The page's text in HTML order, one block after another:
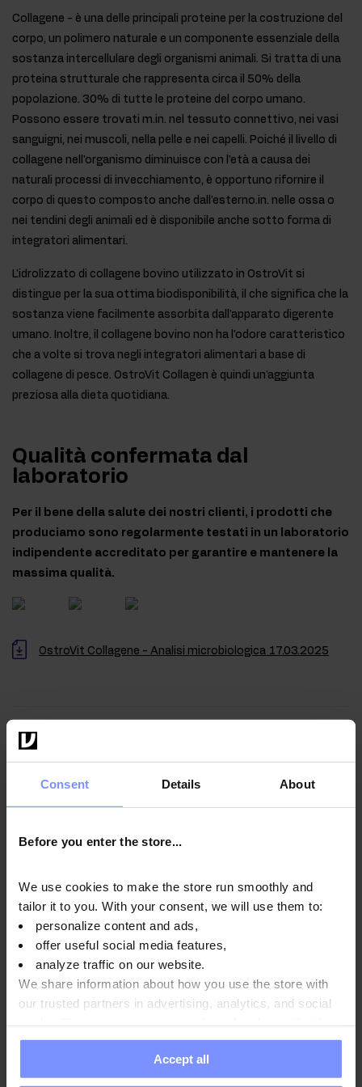
Consent Details About
Before you enter the store...
We use cookies to make the store run smoothly and
tailor it to you. With your consent, we will use them to:
personalize content and ads,
offer useful social media features,
analyze traffic on our website.
We share information about how you use the store with
our trusted partners in advertising, analytics, and social
information you have provided to them or that they have
collected when you use their services. Do you agree?
Accept all
Collagene - è una delle principali proteine per la costruzione del
corpo, un polimero naturale e un componente essenziale della
sostanza intercellulare degli organismi animali. Si tratta di una
proteina strutturale che rappresenta circa il 50% della
popolazione. 30% di tutte le proteine del corpo umano.
Possono essere trovati m.in. nel tessuto connettivo, nei vasi
sanguigni, nei muscoli, nella pelle e nei capelli. Poiché il livello di
collagene nell'organismo diminuisce con l'età a causa dei
naturali processi di invecchiamento, è opportuno rifornire il
corpo di questo composto anche dall'esterno.in. nelle ossa o
nei tendini degli animali ed è disponibile anche sotto forma di
integratori alimentari.
L'idrolizzato di collagene bovino utilizzato in OstroVit si
distingue per la sua ottima biodisponibilità, il che significa che la
sostanza viene facilmente assorbita dall'apparato digerente
umano. Inoltre, il collagene bovino non ha l'odore caratteristico
che a volte si trova negli integratori alimentari a base di
collagene di pesce. OstroVit Collagen è quindi un'aggiunta
preziosa alla dieta quotidiana.
Qualità confermata dal
laboratorio
Per il bene della salute dei nostri clienti, i prodotti che
produciamo sono regolarmente testati in un laboratorio
indipendente accreditato per garantire e mantenere la
massima qualità.
OstroVit Collagene - Analisi microbiologica 17.03.2025
Istruzioni per l'uso
Informazioni nutrizionali
Parametri
Produttore:
Domande e risposte